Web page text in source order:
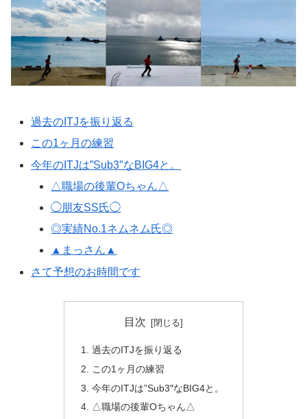
過去のITJを振り返る
この1ヶ月の練習
今年のITJは”Sub3″なBIG4と。
△職場の後輩Oちゃん△
◯朋友SS氏◯
◎実績No.1ネムネム氏◎
▲まっさん▲
さて予想のお時間です
目次
過去のITJを振り返る
この1ヶ月の練習
今年のITJは”Sub3″なBIG4と。
△職場の後輩Oちゃん△